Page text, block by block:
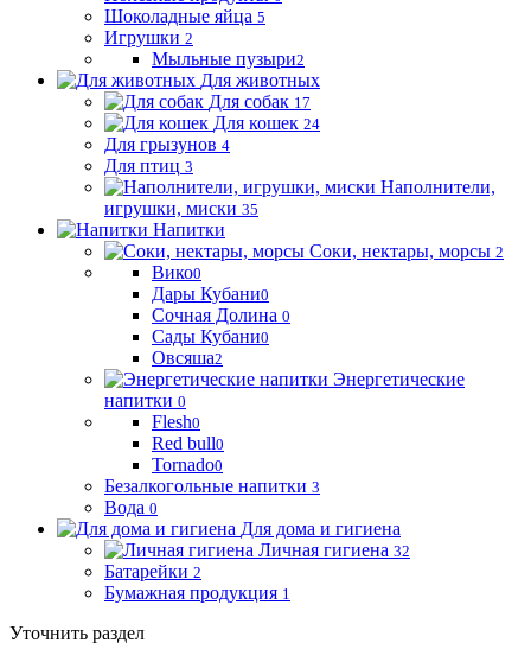
Шоколадные яйца 5
Игрушки 2
Мыльные пузыри2
Для животных
Для собак 17
Для кошек 24
Для грызунов 4
Для птиц 3
Наполнители,
игрушки, миски 35
Напитки
Соки, нектары, морсы 2
Вико0
Дары Кубани0
Сочная Долина 0
Сады Кубани0
Овсяша2
Энергетические
напитки 0
Flesh0
Red bull0
Tornado0
Безалкогольные напитки 3
Вода 0
Для дома и гигиена
Личная гигиена 32
Батарейки 2
Бумажная продукция 1
Уточнить раздел